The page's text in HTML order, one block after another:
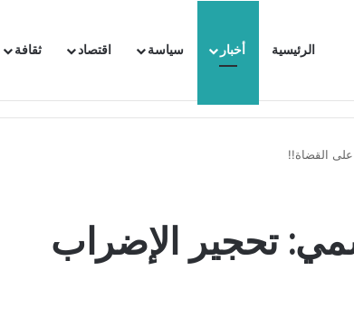
الرئيسية أخبار سياسة اقتصاد ثقافة
الفرنسية بتونس وتبلغها احتجاجا شديد اللهجة !!
القضاة!!
تحجير الإضراب